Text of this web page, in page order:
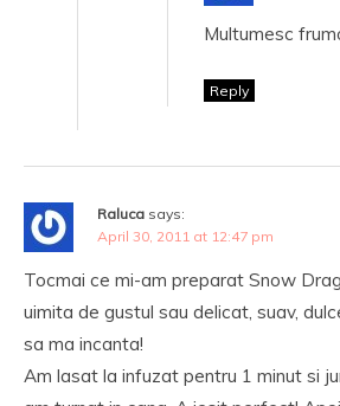
Multumesc
Reply
Raluca says:
April 30, 2011 at 12:47 pm
Tocmai ce mi-am preparat Snow
uimita de gustul sau delicat, suav,
sa ma incanta!
Am lasat la infuzat pentru 1 minut si